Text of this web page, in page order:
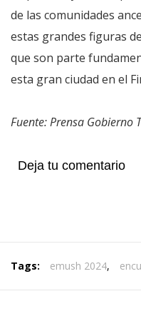
de las comunidades
estas grandes figuras
que son parte
esta gran ciudad en el
Fuente: Prensa Gobierno
Deja tu comentario
Tags: emush 2024,